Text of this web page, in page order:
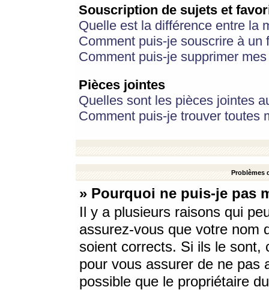
Souscription de sujets et
Quelle est la différence entre la
Comment puis-je souscrire à
Comment puis-je supprimer
Pièces jointes
Quelles sont les pièces jointes
Comment puis-je trouver toutes
Problèmes
» Pourquoi ne puis-je pas
Il y a plusieurs raisons qui
assurez-vous que votre nom
soient corrects. Si ils le sont,
pour vous assurer de ne pas
possible que le propriétaire